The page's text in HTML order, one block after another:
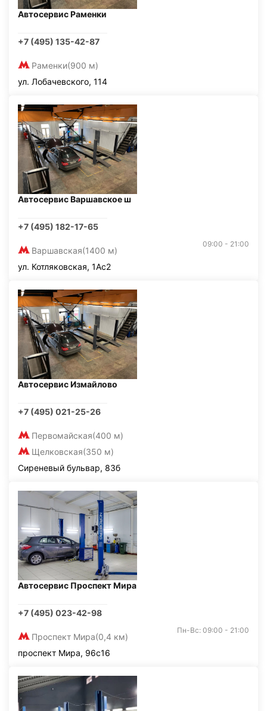
Автосервис Раменки
+7 (495) 135-42-87
Раменки(900 м)
ул. Лобачевского, 114
Автосервис Варшавское ш
+7 (495) 182-17-65
Варшавская(1400 м)
09:00 - 21:00
ул. Котляковская, 1Ас2
Автосервис Измайлово
+7 (495) 021-25-26
Первомайская(400 м)
Щелковская(350 м)
Сиреневый бульвар, 83б
Автосервис Проспект Мира
+7 (495) 023-42-98
Проспект Мира(0,4 км)
Пн-Вс: 09:00 - 21:00
проспект Мира, 96с16